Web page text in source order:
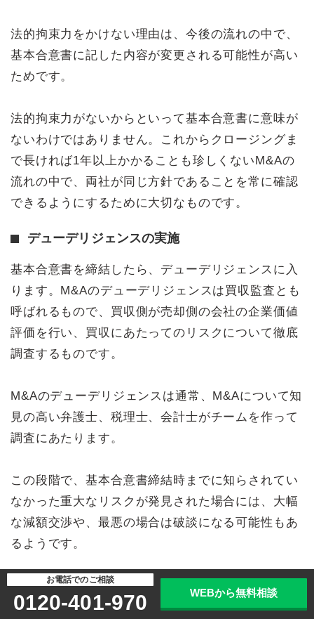
法的拘束力をかけない理由は、今後の流れの中で、
基本合意書に記した内容が変更される可能性が高い
ためです。
法的拘束力がないからといって基本合意書に意味が
ないわけではありません。これからクロージングま
で長ければ1年以上かかることも珍しくないM&Aの
流れの中で、両社が同じ方針であることを常に確認
できるようにするために大切なものです。
デューデリジェンスの実施
基本合意書を締結したら、デューデリジェンスに入
ります。M&Aのデューデリジェンスは買収監査とも
呼ばれるもので、買収側が売却側の会社の企業価値
評価を行い、買収にあたってのリスクについて徹底
調査するものです。
M&Aのデューデリジェンスは通常、M&Aについて知
見の高い弁護士、税理士、会計士がチームを作って
調査にあたります。
この段階で、基本合意書締結時までに知らされてい
なかった重大なリスクが発見された場合には、大幅
な減額交渉や、最悪の場合は破談になる可能性もあ
るようです。
最終交渉と最終契約の締結
デューデリジェンスの結果、買収側がM&Aを進めて
お電話でのご相談
0120-401-970 WEBから無料相談